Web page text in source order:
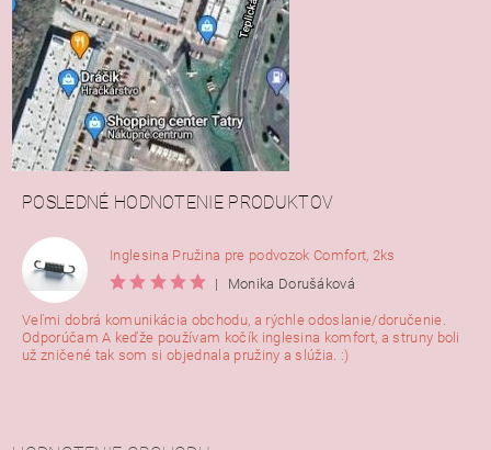
POSLEDNÉ HODNOTENIE PRODUKTOV
Inglesina Pružina pre podvozok Comfort, 2ks
|
Monika Dorušáková
Veľmi dobrá komunikácia obchodu, a rýchle odoslanie/doručenie.
Odporúčam A keďže používam kočík inglesina komfort, a struny boli
už zničené tak som si objednala pružiny a slúžia. :)